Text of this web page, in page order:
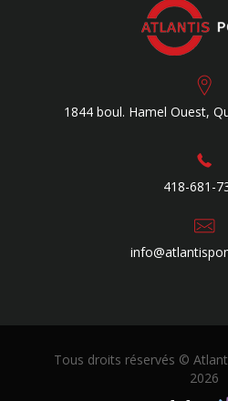
1844 boul. Hamel Ouest,
418-681-
Tous droits réservés ©
2026